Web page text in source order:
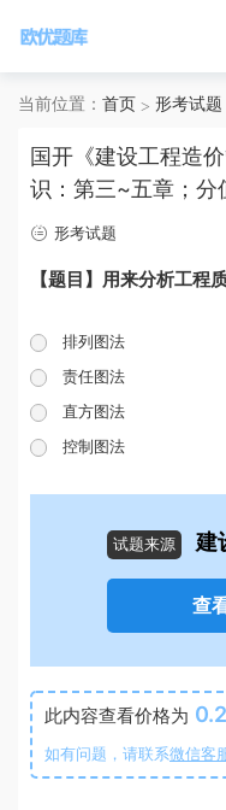
当前位置： 首页 形考试题
国开《建设工程造
识：第三~五章；分
形考试题
【题目】用来分析工程
排列图法
责任图法
直方图法
控制图法
试题来源 建
查
此内容查看价格为 0.2
如有问题，请联系微信客